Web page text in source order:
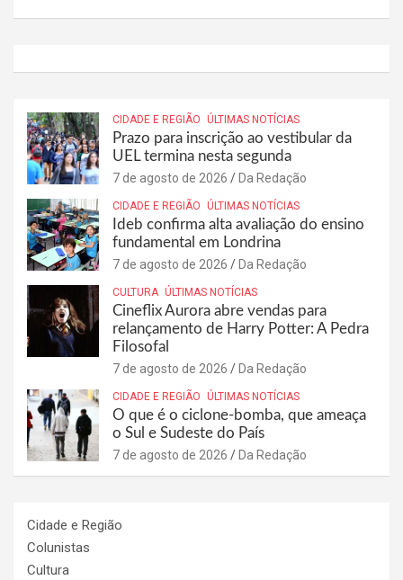
CIDADE E REGIÃO ÚLTIMAS NOTÍCIAS
Prazo para inscrição ao vestibular da
UEL termina nesta segunda
7 de agosto de 2026 Da Redação
CIDADE E REGIÃO ÚLTIMAS NOTÍCIAS
Ideb confirma alta avaliação do ensino
fundamental em Londrina
7 de agosto de 2026 Da Redação
CULTURA ÚLTIMAS NOTÍCIAS
Cineflix Aurora abre vendas para
relançamento de Harry Potter: A Pedra
Filosofal
7 de agosto de 2026 Da Redação
CIDADE E REGIÃO ÚLTIMAS NOTÍCIAS
O que é o ciclone-bomba, que ameaça
o Sul e Sudeste do País
7 de agosto de 2026 Da Redação
Cidade e Região
Colunistas
Cultura